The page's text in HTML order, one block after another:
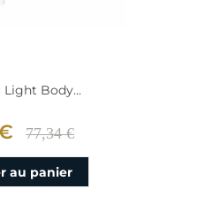
Body...
77,34 €
au panier